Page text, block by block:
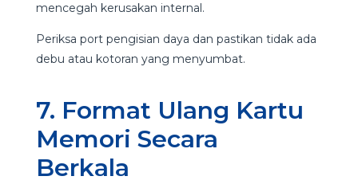
mencegah kerusakan internal.
Periksa port pengisian daya dan pastikan tidak ada
debu atau kotoran yang menyumbat.
7. Format Ulang Kartu
Memori Secara
Berkala